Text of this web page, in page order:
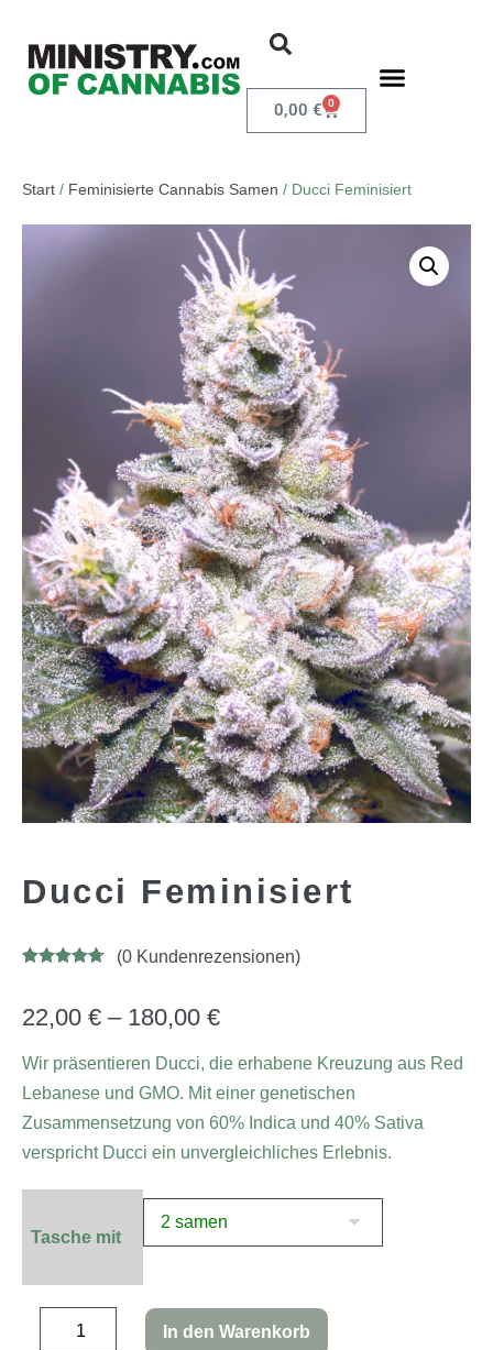
0,00 € 0
Start / Feminisierte Cannabis Samen / Ducci Feminisiert
Ducci Feminisiert
von 5,
basierend
Kundenbew
ertungen
(0Kundenrezensionen)
22,00 € – 180,00 €
Wir präsentieren Ducci, die erhabene Kreuzung aus Red
Lebanese und GMO. Mit einer genetischen
Zusammensetzung von 60% Indica und 40% Sativa
verspricht Ducci ein unvergleichliches Erlebnis.
Tasche mit
In den Warenkorb